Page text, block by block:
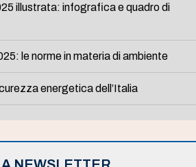
illustrata: infografica e quadro di
le norme in materia di ambiente
energetica dell’Italia
NEWSLETTER